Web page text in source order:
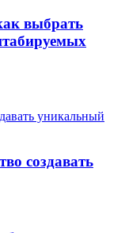
выбрать
создавать